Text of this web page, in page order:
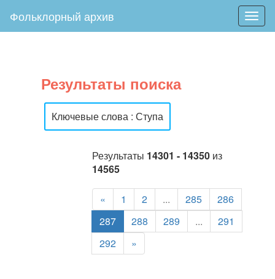
Фольклорный архив
Результаты поиска
Ключевые слова : Ступа
Результаты 14301 - 14350 из
14565
« 1 2 ... 285
286
287
288 289 ...
291
292
»